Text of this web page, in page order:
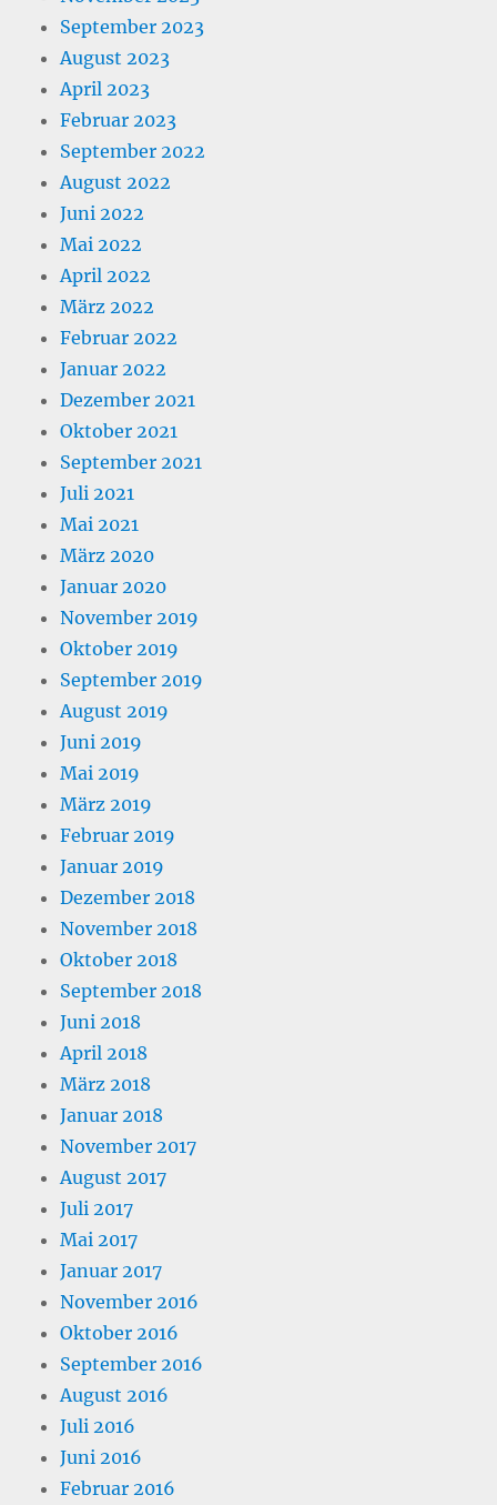
September 2023
August 2023
April 2023
Februar 2023
September 2022
August 2022
Juni 2022
Mai 2022
April 2022
März 2022
Februar 2022
Januar 2022
Dezember 2021
Oktober 2021
September 2021
Juli 2021
Mai 2021
März 2020
Januar 2020
November 2019
Oktober 2019
September 2019
August 2019
Juni 2019
Mai 2019
März 2019
Februar 2019
Januar 2019
Dezember 2018
November 2018
Oktober 2018
September 2018
Juni 2018
April 2018
März 2018
Januar 2018
November 2017
August 2017
Juli 2017
Mai 2017
Januar 2017
November 2016
Oktober 2016
September 2016
August 2016
Juli 2016
Juni 2016
Februar 2016